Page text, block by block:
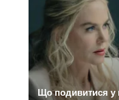
Що подивитися у